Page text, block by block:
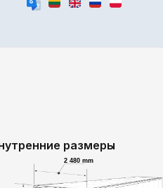
размеры
2 480 mm